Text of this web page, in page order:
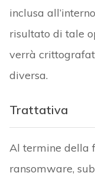
inclusa
risultato di tale
verrà
diversa.
Trattativa
Al termine della
ransomware,